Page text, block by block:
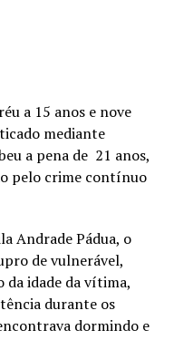
a 15 anos e nove
mediante
a pena de 21 anos,
pelo crime contínuo
Andrade Pádua, o
de vulnerável,
da idade da vítima,
durante os
dormindo e